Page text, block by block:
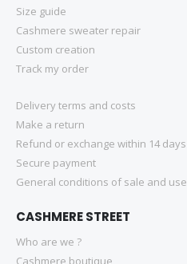
Size guide
Cashmere sweater repair
Custom creation
Track my order
Delivery terms and costs
Make a return
Refund or exchange within 14 days
Secure payment
General conditions of sale and use
CASHMERE STREET
Who are we ?